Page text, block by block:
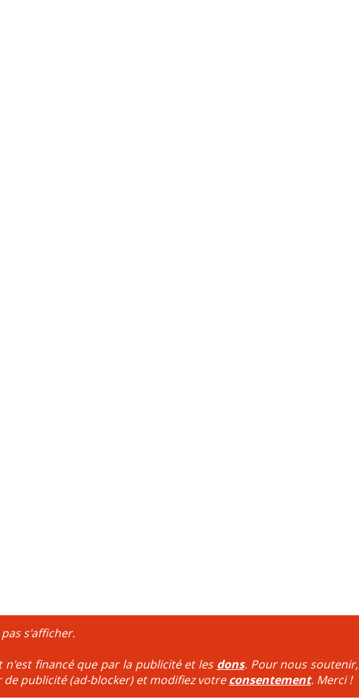
s'afficher.
n'est financé que par la publicité et les dons. Pour nous soutenir,
publicité (ad-blocker) et modifiez votreconsentement. Merci !